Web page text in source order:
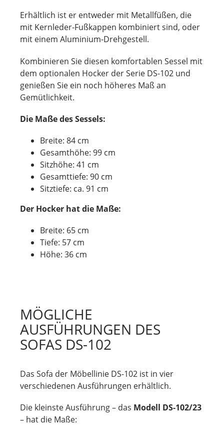
Erhältlich ist er entweder mit Metallfüßen, die
mit Kernleder-Fußkappen kombiniert sind, oder
mit einem Aluminium-Drehgestell.
Kombinieren Sie diesen komfortablen Sessel mit
dem optionalen Hocker der Serie DS-102 und
genießen Sie ein noch höheres Maß an
Gemütlichkeit.
Die Maße des Sessels:
Breite: 84 cm
Gesamthöhe: 99 cm
Sitzhöhe: 41 cm
Gesamttiefe: 90 cm
Sitztiefe: ca. 91 cm
Der Hocker hat die Maße:
Breite: 65 cm
Tiefe: 57 cm
Höhe: 36 cm
MÖGLICHE
AUSFÜHRUNGEN DES
SOFAS DS-102
Das Sofa der Möbellinie DS-102 ist in vier
verschiedenen Ausführungen erhältlich.
Die kleinste Ausführung – das Modell DS-102/23
– hat die Maße: